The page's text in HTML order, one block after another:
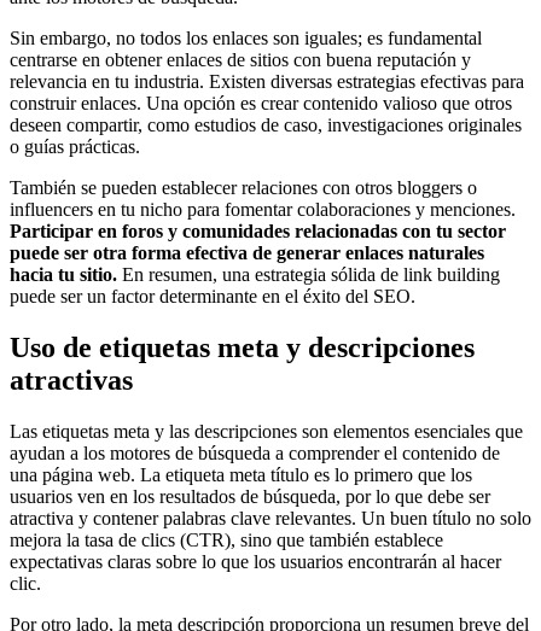
Sin embargo, no todos los enlaces son iguales; es fundamental
centrarse en obtener enlaces de sitios con buena reputación y
relevancia en tu industria. Existen diversas estrategias efectivas para
construir enlaces. Una opción es crear contenido valioso que otros
deseen compartir, como estudios de caso, investigaciones originales
o guías prácticas.
También se pueden establecer relaciones con otros bloggers o
influencers en tu nicho para fomentar colaboraciones y menciones.
Participar en foros y comunidades relacionadas con tu sector
puede ser otra forma efectiva de generar enlaces naturales
hacia tu sitio. En resumen, una estrategia sólida de link building
puede ser un factor determinante en el éxito del SEO.
Uso de etiquetas meta y descripciones
atractivas
Las etiquetas meta y las descripciones son elementos esenciales que
ayudan a los motores de búsqueda a comprender el contenido de
una página web. La etiqueta meta título es lo primero que los
usuarios ven en los resultados de búsqueda, por lo que debe ser
atractiva y contener palabras clave relevantes. Un buen título no solo
mejora la tasa de clics (CTR), sino que también establece
expectativas claras sobre lo que los usuarios encontrarán al hacer
clic.
Por otro lado, la meta descripción proporciona un resumen breve del